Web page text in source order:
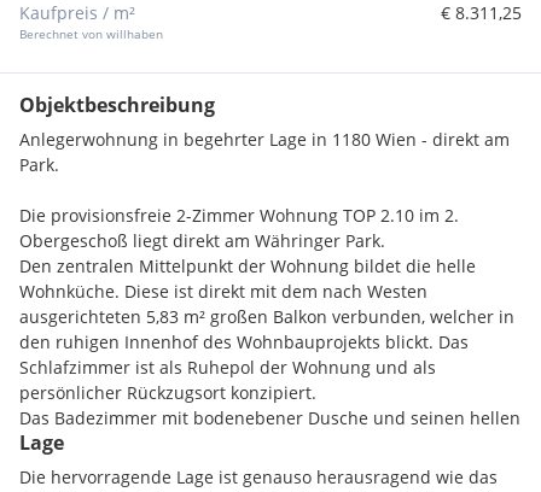
Kaufpreis / m²
Berechnet von willhaben
€ 8.311,25
Objektbeschreibung
Anlegerwohnung in begehrter Lage in 1180 Wien - direkt am
Park.
Die provisionsfreie 2-Zimmer Wohnung TOP 2.10 im 2.
Obergeschoß liegt direkt am Währinger Park.
Den zentralen Mittelpunkt der Wohnung bildet die helle
Wohnküche. Diese ist direkt mit dem nach Westen
ausgerichteten 5,83 m² großen Balkon verbunden, welcher in
den ruhigen Innenhof des Wohnbauprojekts blickt. Das
Schlafzimmer ist als Ruhepol der Wohnung und als
persönlicher Rückzugsort konzipiert.
Das Badezimmer mit bodenebener Dusche und seinen hellen
Feinsteinzeug-Fliesen ist ein Ort des Entspannens und
Wohlbefindens. Eine separate Toilette sowie ein Abstellraum
Lage
Die hervorragende Lage ist genauso herausragend wie das